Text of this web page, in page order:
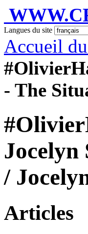
Langues du site
Accueil
- The
Jocelyn
/
Articles